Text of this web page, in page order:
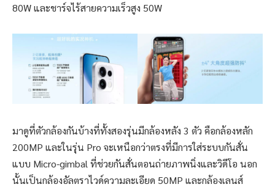
80W และชาร์จไร้สายความเร็วสูง 50W
มาดูที่ตัวกล้องกันบ้างที่ทั้งสองรุ่นมีกล้องหลัง 3 ตัว คือกล้องหลัก
200MP และในรุ่น Pro จะเหนือกว่าตรงที่มีการใส่ระบบกันสั่น
แบบ Micro-gimbal ที่ช่วยกันสั่นตอนถ่ายภาพนิ่งและวิดีโอ นอก
นั้นเป็นกล้องอัลตราไวด์ความละเอียด 50MP และกล้องเลนส์